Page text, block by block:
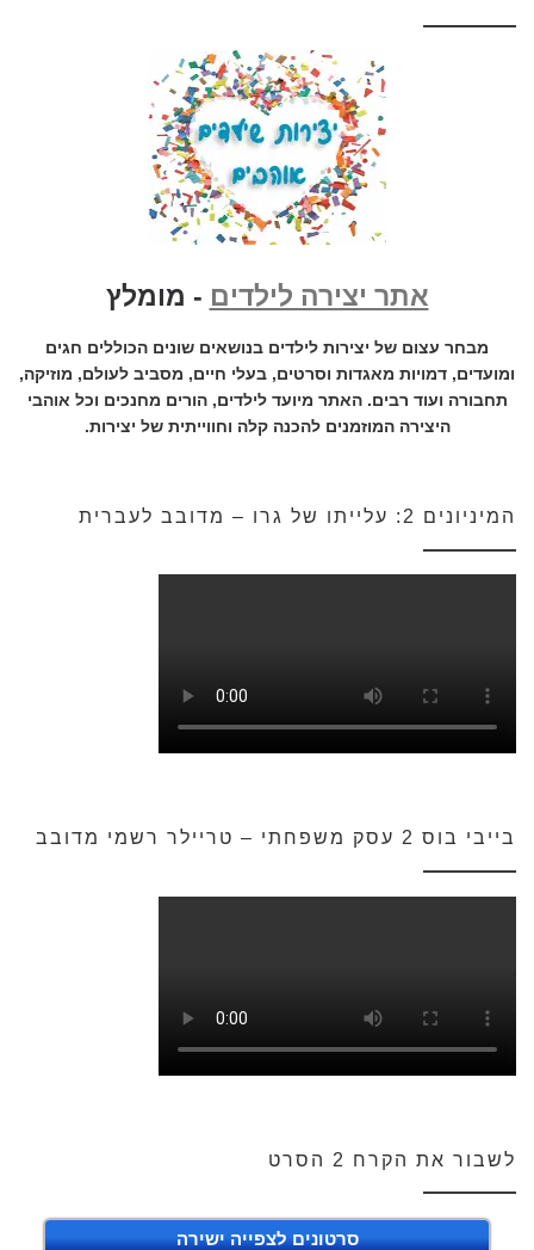
אתר יצירה לילדים - מומלץ
מבחר עצום של יצירות לילדים בנושאים שונים הכוללים חגים
ומועדים, דמויות מאגדות וסרטים, בעלי חיים, מסביב לעולם, מוזיקה,
תחבורה ועוד רבים. האתר מיועד לילדים, הורים מחנכים וכל אוהבי
היצירה המוזמנים להכנה קלה וחווייתית של יצירות.
המיניונים 2: עלייתו של גרו – מדובב לעברית
בייבי בוס 2 עסק משפחתי – טריילר רשמי מדובב
לשבור את הקרח 2 הסרט
סרטונים לצפייה ישירה